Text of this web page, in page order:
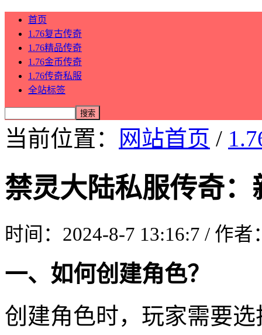
首页
1.76复古传奇
1.76精品传奇
1.76金币传奇
1.76传奇私服
全站标签
当前位置： 网站首页 /
禁灵大陆私服传奇
时间：2024-8-7 13:16:7 / 作
一、如何创建角色？
创建角色时，玩家需要